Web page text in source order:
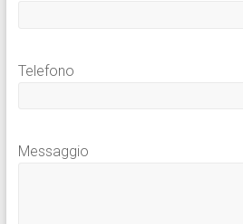
Telefono
Messaggio